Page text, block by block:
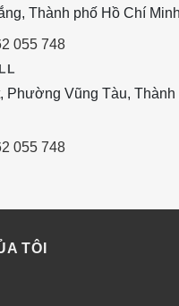
Thành phố Hồ Chí Minh
055 748
Phường Vũng Tàu,
055 748
TÔI